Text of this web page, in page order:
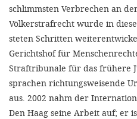
schlimmsten Verbrechen an
Völkerstrafrecht wurde in
steten Schritten
Gerichtshof für
Straftribunale für das frühere
sprachen richtungsweisende
aus. 2002 nahm der
Den Haag seine Arbeit auf; er